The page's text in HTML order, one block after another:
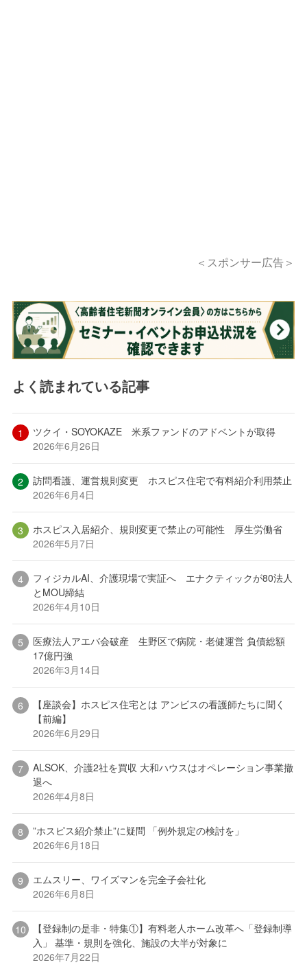
＜スポンサー広告＞
よく読まれている記事
ツクイ・SOYOKAZE 米系ファンドのアドベントが取得
2026年6月26日
訪問看護、運営規則変更 ホスピス住宅で有料紹介利用禁止
2026年6月4日
ホスピス入居紹介、規則変更で禁止の可能性 厚生労働省
2026年5月7日
フィジカルAI、介護現場で実証へ エナクティックが80法人
とMOU締結
2026年4月10日
医療法人アエバ会破産 生野区で病院・老健運営 負債総額
17億円強
2026年3月14日
【座談会】ホスピス住宅とは アンビスの看護師たちに聞く
【前編】
2026年6月29日
ALSOK、介護2社を買収 大和ハウスはオペレーション事業撤
退へ
2026年4月8日
”ホスピス紹介禁止”に疑問 「例外規定の検討を」
2026年6月18日
エムスリー、ワイズマンを完全子会社化
2026年6月8日
【登録制の是非・特集①】有料老人ホーム改革へ「登録制導
入」 基準・規則を強化、施設の大半が対象に
2026年7月22日